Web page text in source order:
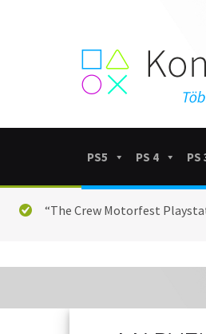
PS5 PS 4 PS
“The Crew Motorfest